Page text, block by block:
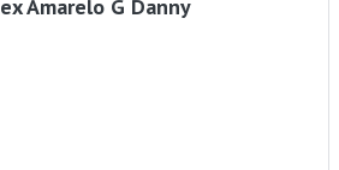
Amarelo G Danny